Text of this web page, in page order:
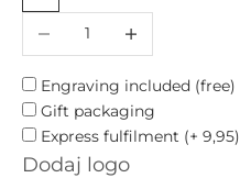
Engraving included (free)
Gift packaging
Express fulfilment (+ 9,95)
Decrease quantity
Dodaj logo